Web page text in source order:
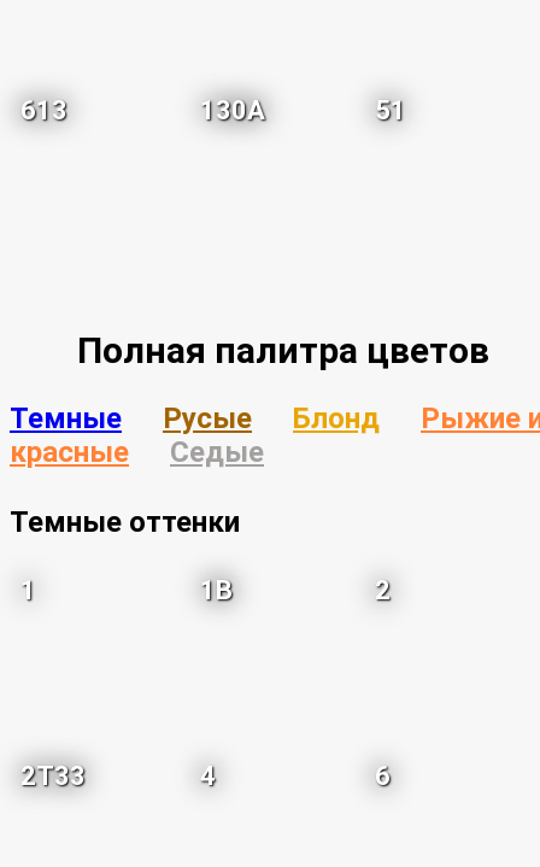
613 130A 51
Полная палитра цветов
Темные Русые Блонд
Рыжие
красные
Седые
Темные оттенки
1 1B 2
2T33 4 6